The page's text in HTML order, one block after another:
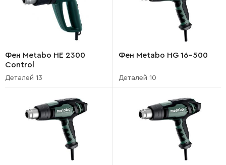
Фен Metabo HE 2300
Control
Деталей 13
Фен Metabo HG 16-500
Деталей 10